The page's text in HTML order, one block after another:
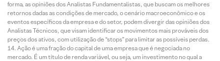
forma, as opiniões dos Analistas Fundamentalistas, que buscam os melhores
retornos dadas as condições de mercado, o cenário macroeconômico e os
eventos específicos da empresa e do setor, podem divergir das opiniões dos
Analistas Técnicos, que visam identificar os movimentos mais prováveis dos
preços dos ativos, com utilização de “stops” para limitar as possíveis perdas.
Ação é uma fração do capital de uma empresa que é negociada no
mercado. É um título de renda variável, ou seja, um investimento no qual a